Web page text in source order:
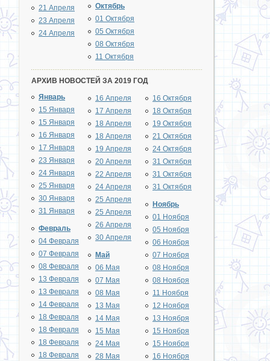
21 Апреля
23 Апреля
24 Апреля
Октябрь
01 Октября
05 Октября
08 Октября
11 Октября
АРХИВ НОВОСТЕЙ ЗА 2019 ГОД
Январь
15 Января
15 Января
16 Января
17 Января
23 Января
24 Января
25 Января
30 Января
31 Января
Февраль
04 Февраля
07 Февраля
08 Февраля
13 Февраля
13 Февраля
14 Февраля
18 Февраля
18 Февраля
18 Февраля
18 Февраля
16 Апреля
17 Апреля
18 Апреля
18 Апреля
19 Апреля
20 Апреля
22 Апреля
24 Апреля
25 Апреля
25 Апреля
26 Апреля
30 Апреля
Май
06 Мая
07 Мая
08 Мая
13 Мая
14 Мая
15 Мая
24 Мая
28 Мая
16 Октября
18 Октября
19 Октября
21 Октября
24 Октября
31 Октября
31 Октября
31 Октября
Ноябрь
01 Ноября
05 Ноября
06 Ноября
07 Ноября
08 Ноября
08 Ноября
11 Ноября
12 Ноября
13 Ноября
15 Ноября
15 Ноября
16 Ноября